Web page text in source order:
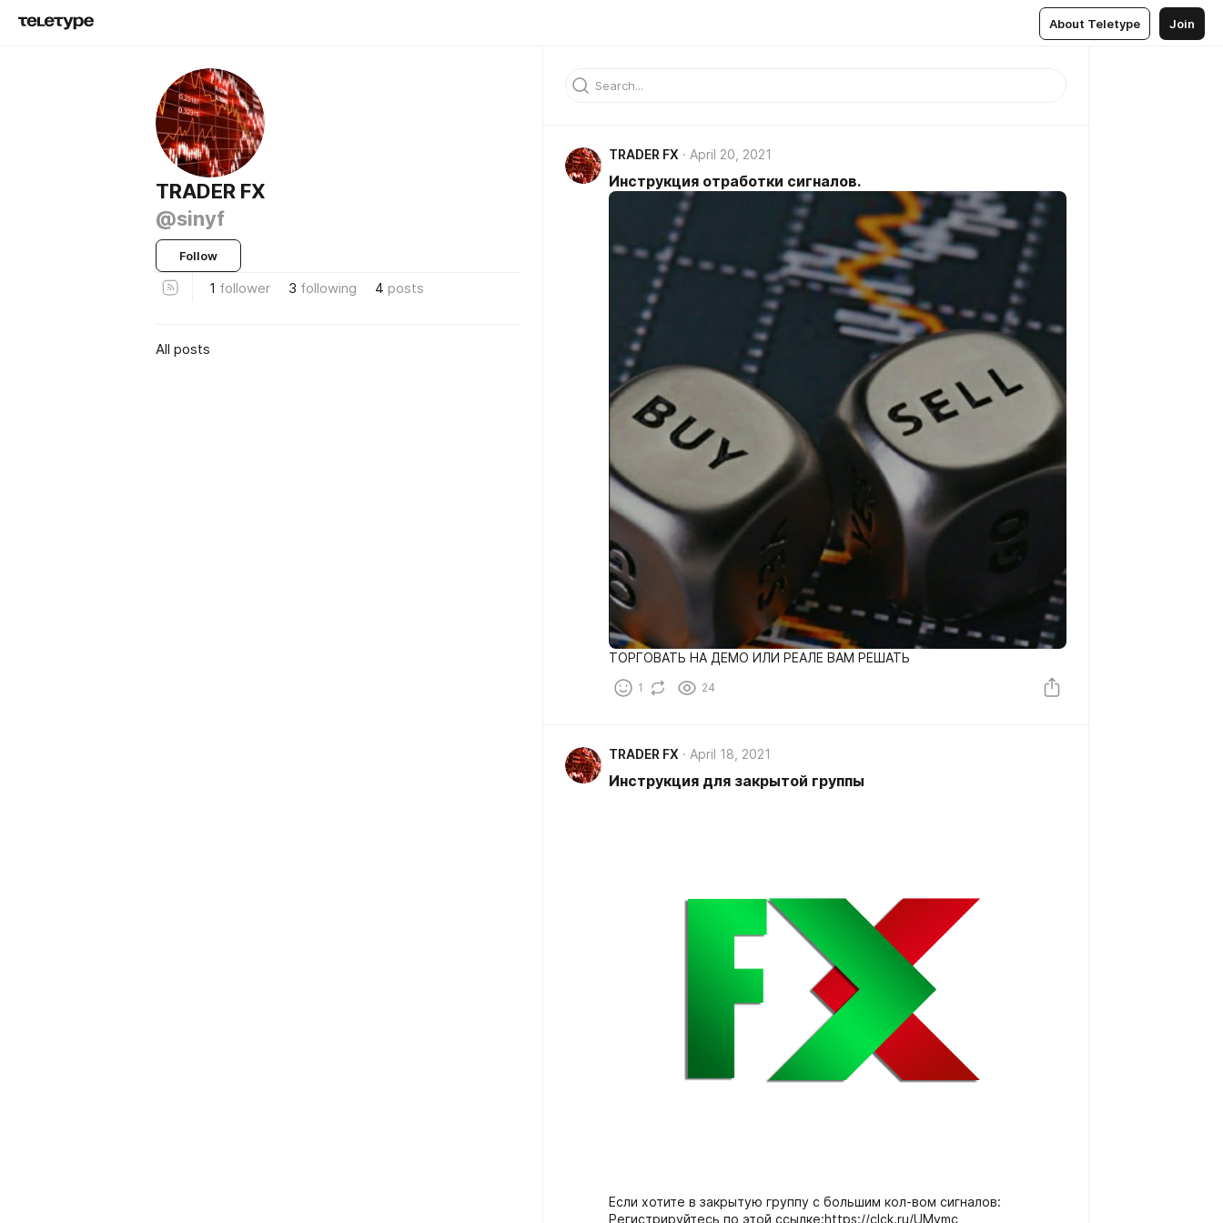
About Teletype Join
TRADER FX
@sinyf
Follow
1 follower 3 following 4 posts
All posts
TRADER FX April 20, 2021
Инструкция отработки сигналов.
ТОРГОВАТЬ НА ДЕМО ИЛИ РЕАЛЕ ВАМ РЕШАТЬ
1 24
TRADER FX April 18, 2021
Инструкция для закрытой группы
Если хотите в закрытую группу с большим кол-вом сигналов:
Регистрируйтесь по этой ссылке:https://clck.ru/UMvmc